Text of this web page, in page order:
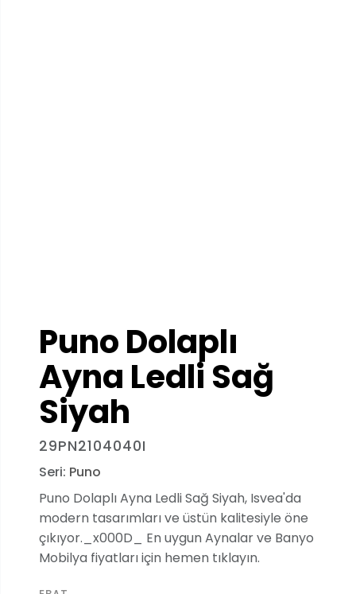
Puno Dolaplı
Ayna Ledli Sağ
Siyah
29PN2104040I
Seri: Puno
Puno Dolaplı Ayna Ledli Sağ Siyah, Isvea'da
modern tasarımları ve üstün kalitesiyle öne
çıkıyor._x000D_ En uygun Aynalar ve Banyo
Mobilya fiyatları için hemen tıklayın.